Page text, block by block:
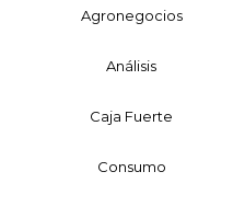
Agronegocios
Análisis
Caja Fuerte
Consumo